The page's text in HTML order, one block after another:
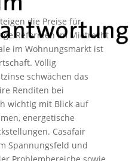
die Preise für
Reformen im Mietrecht
im Wohnungsmarkt ist
Völlig
schwächen das
Renditen bei
wichtig mit Blick auf
energetische
Casafair
Spannungsfeld und